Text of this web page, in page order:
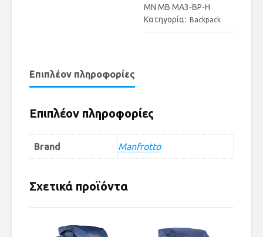
MN MB MA3-BP-H
Κατηγορία:
Backpack
Επιπλέον πληροφορίες
Επιπλέον πληροφορίες
Brand Manfrotto
Σχετικά προϊόντα